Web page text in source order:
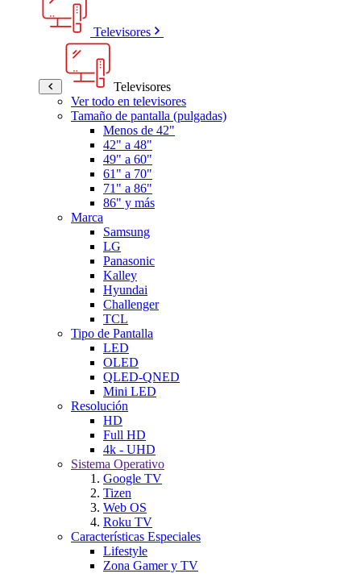
Televisores
Televisores
Ver todo en televisores
Tamaño de pantalla (pulgadas)
Menos de 42"
42" a 48"
49" a 60"
61" a 70"
71" a 86"
86" y más
Marca
Samsung
LG
Panasonic
Kalley
Hyundai
Challenger
TCL
Tipo de Pantalla
LED
OLED
QLED-QNED
Mini LED
Resolución
HD
Full HD
4k - UHD
Sistema Operativo
Google TV
Tizen
Web OS
Roku TV
Características Especiales
Lifestyle
Zona Gamer y TV